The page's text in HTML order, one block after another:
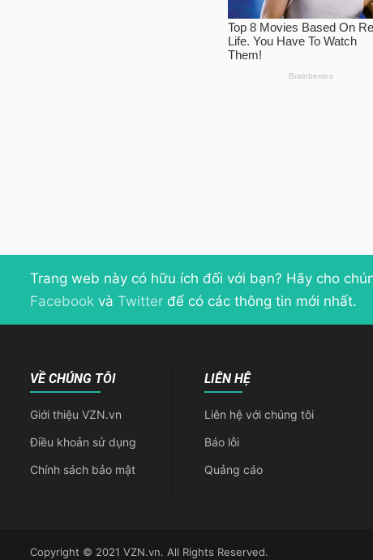
Trang web này có hữu ích đối với bạn? Hãy cho
Facebook và Twitter để có các thông tin mới nhất.
VỀ CHÚNG TÔI
Giới thiệu VZN.vn
Điều khoản sử dụng
Chính sách bảo mật
LIÊN HỆ
Liên hệ với chúng tôi
Báo lỗi
Quảng cáo
Copyright © 2021 VZN.vn. All Rights Reserved.